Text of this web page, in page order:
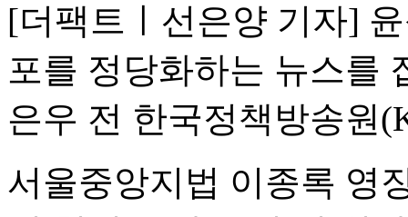
[더팩트ㅣ선은양 기자]
포를 정당화하는 뉴스를
은우 전 한국정책방송원
서울중앙지법 이종록 영